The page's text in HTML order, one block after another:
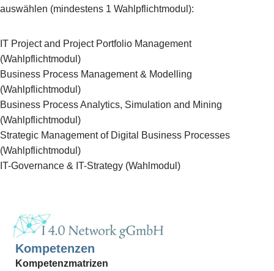
auswählen (mindestens 1 Wahlpflichtmodul):
IT Project and Project Portfolio Management
(Wahlpflichtmodul)
Business Process Management & Modelling
(Wahlpflichtmodul)
Business Process Analytics, Simulation and Mining
(Wahlpflichtmodul)
Strategic Management of Digital Business Processes
(Wahlpflichtmodul)
IT-Governance & IT-Strategy (Wahlmodul)
Kompetenzen
Kompetenzmatrizen